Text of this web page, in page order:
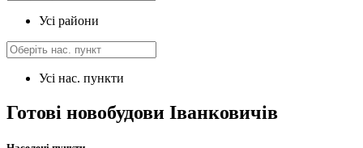
Усі райони
Усі нас. пункти
Готові новобудови Іванковичів